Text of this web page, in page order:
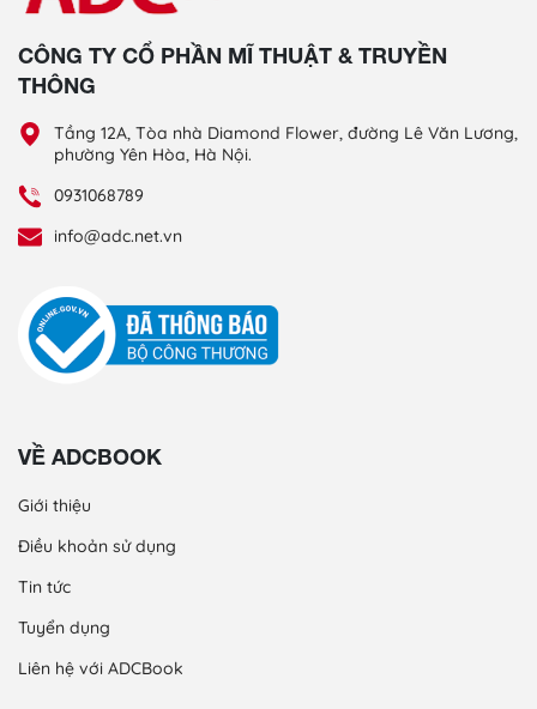
CÔNG TY CỔ PHẦN MĨ THUẬT & TRUYỀN
THÔNG
Tầng 12A, Tòa nhà Diamond Flower, đường Lê Văn Lương,
phường Yên Hòa, Hà Nội.
0931068789
info@adc.net.vn
VỀ ADCBOOK
Giới thiệu
Điều khoản sử dụng
Tin tức
Tuyển dụng
Liên hệ với ADCBook